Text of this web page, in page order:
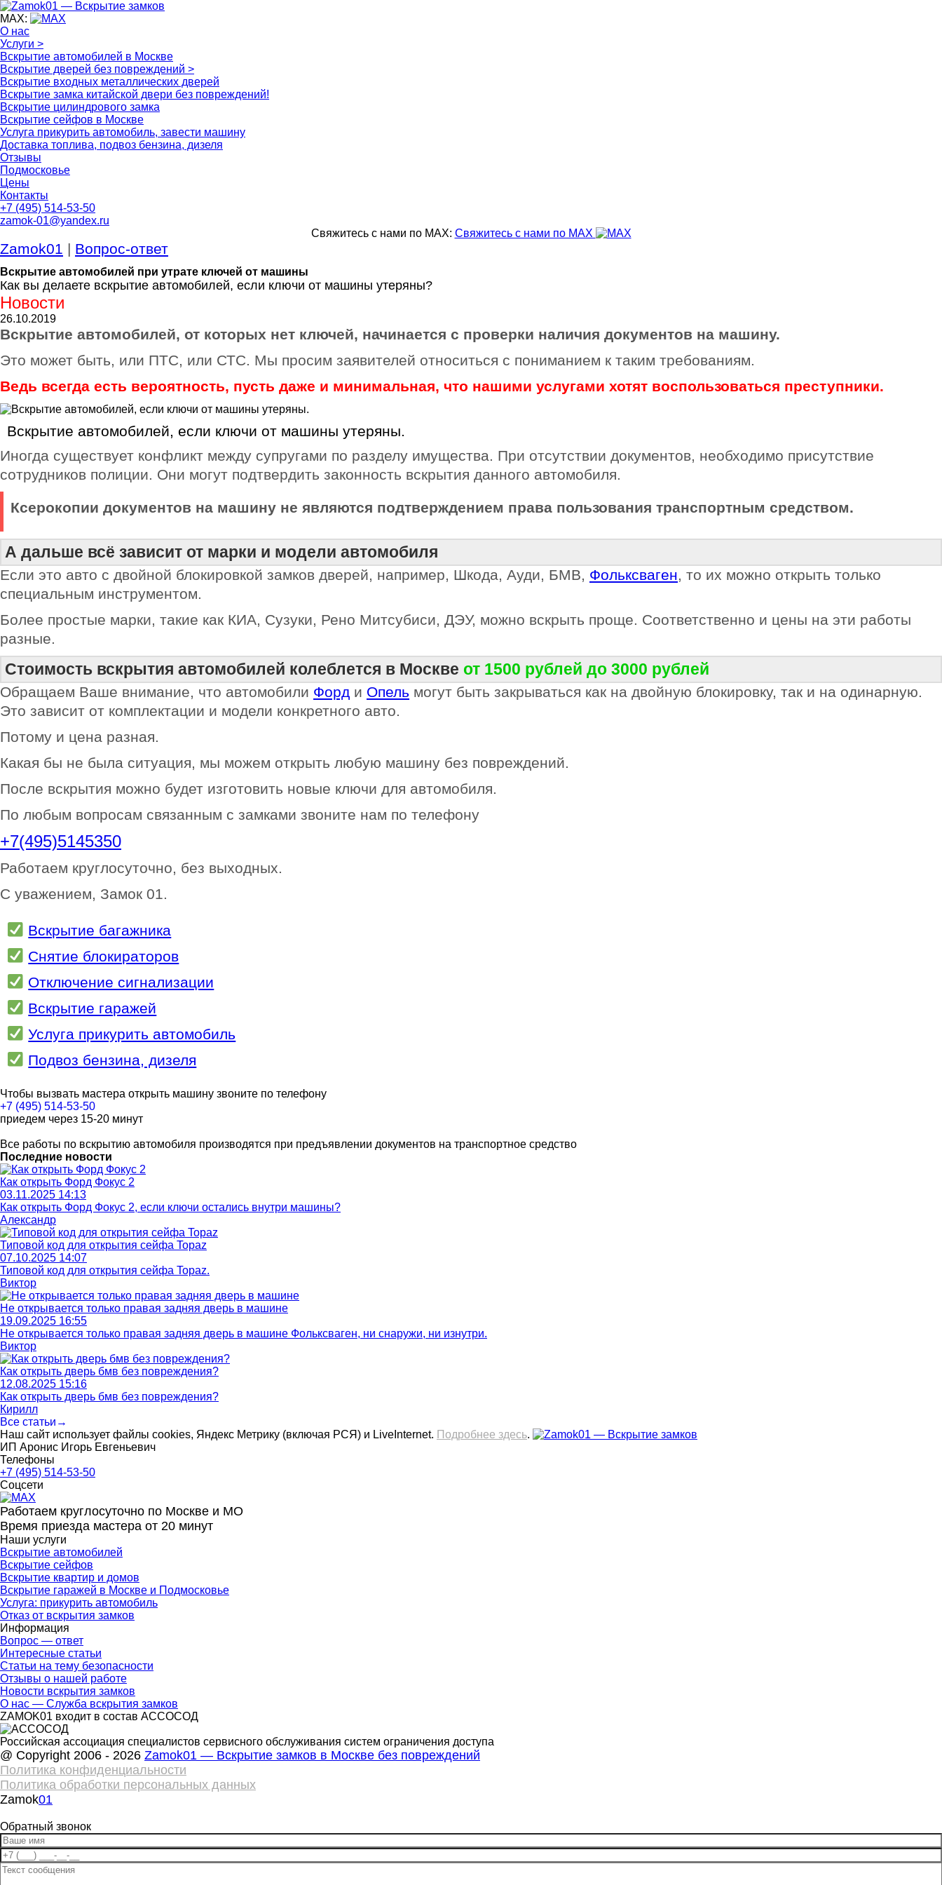
MAX:
О нас
Услуги >
Вскрытие автомобилей в Москве
Вскрытие дверей без повреждений >
Вскрытие входных металлических дверей
Вскрытие замка китайской двери без повреждений!
Вскрытие цилиндрового замка
Вскрытие сейфов в Москве
Услуга прикурить автомобиль, завести машину
Доставка топлива, подвоз бензина, дизеля
Отзывы
Подмосковье
Цены
Контакты
+7 (495) 514-53-50
zamok-01@yandex.ru
Свяжитесь с нами по MAX: Свяжитесь с нами по MAX
Zamok01 | Вопрос-ответ
Вскрытие автомобилей при утрате ключей от машины
Как вы делаете вскрытие автомобилей, если ключи от машины утеряны?
Новости
26.10.2019
Вскрытие автомобилей, от которых нет ключей, начинается с проверки наличия документов на машину.
Это может быть, или ПТС, или СТС. Мы просим заявителей относиться с пониманием к таким требованиям.
Ведь всегда есть вероятность, пусть даже и минимальная, что нашими услугами хотят воспользоваться преступники.
Вскрытие автомобилей, если ключи от машины утеряны.
Иногда существует конфликт между супругами по разделу имущества. При отсутствии документов, необходимо присутствие
сотрудников полиции. Они могут подтвердить законность вскрытия данного автомобиля.
Ксерокопии документов на машину не являются подтверждением права пользования транспортным средством.
А дальше всё зависит от марки и модели автомобиля
Если это авто с двойной блокировкой замков дверей, например, Шкода, Ауди, БМВ, Фольксваген, то их можно открыть только
специальным инструментом.
Более простые марки, такие как КИА, Сузуки, Рено Митсубиси, ДЭУ, можно вскрыть проще. Соответственно и цены на эти работы
разные.
Стоимость вскрытия автомобилей колеблется в Москве от 1500 рублей до 3000 рублей
Обращаем Ваше внимание, что автомобили Форд и Опель могут быть закрываться как на двойную блокировку, так и на одинарную.
Это зависит от комплектации и модели конкретного авто.
Потому и цена разная.
Какая бы не была ситуация, мы можем открыть любую машину без повреждений.
После вскрытия можно будет изготовить новые ключи для автомобиля.
По любым вопросам связанным с замками звоните нам по телефону
+7(495)5145350
Работаем круглосуточно, без выходных.
С уважением, Замок 01.
Вскрытие багажника
Снятие блокираторов
Отключение сигнализации
Вскрытие гаражей
Услуга прикурить автомобиль
Подвоз бензина, дизеля
Чтобы вызвать мастера открыть машину звоните по телефону
+7 (495) 514-53-50
приедем через 15-20 минут
Все работы по вскрытию автомобиля производятся при предъявлении документов на транспортное средство
Последние новости
Как открыть Форд Фокус 2
03.11.2025 14:13
Как открыть Форд Фокус 2, если ключи остались внутри машины?
Александр
Типовой код для открытия сейфа Topaz
07.10.2025 14:07
Типовой код для открытия сейфа Topaz.
Виктор
Не открывается только правая задняя дверь в машине
19.09.2025 16:55
Не открывается только правая задняя дверь в машине Фольксваген, ни снаружи, ни изнутри.
Виктор
Как открыть дверь бмв без повреждения?
12.08.2025 15:16
Как открыть дверь бмв без повреждения?
Кирилл
Все статьи→
Наш сайт использует файлы cookies, Яндекс Метрику (включая РСЯ) и LiveInternet. Подробнее здесь.
ИП Аронис Игорь Евгеньевич
Телефоны
+7 (495) 514-53-50
Соцсети
Работаем круглосуточно по Москве и МО
Время приезда мастера от 20 минут
Наши услуги
Вскрытие автомобилей
Вскрытие сейфов
Вскрытие квартир и домов
Вскрытие гаражей в Москве и Подмосковье
Услуга: прикурить автомобиль
Отказ от вскрытия замков
Информация
Вопрос — ответ
Интересные статьи
Статьи на тему безопасности
Отзывы о нашей работе
Новости вскрытия замков
О нас — Служба вскрытия замков
ZAMOK01 входит в состав АССОСОД
Российская ассоциация специалистов сервисного обслуживания систем ограничения доступа
@ Copyright 2006 - 2026 Zamok01 — Вскрытие замков в Москве без повреждений
Политика конфиденциальности
Политика обработки персональных данных
Zamok01
Обратный звонок